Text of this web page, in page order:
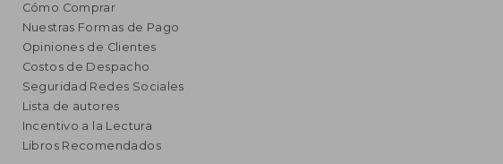
Cómo Comprar
Nuestras Formas de Pago
Opiniones de Clientes
Costos de Despacho
Seguridad Redes Sociales
Lista de autores
Incentivo a la Lectura
Libros Recomendados